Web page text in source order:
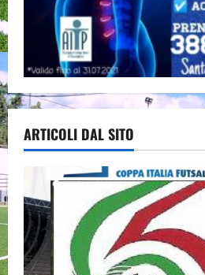
ARTICOLI DAL SITO